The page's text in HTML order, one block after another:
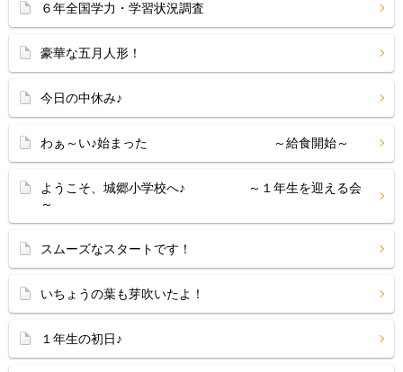
６年全国学力・学習状況調査
豪華な五月人形！
今日の中休み♪
わぁ～い♪始まった ～給食開始～
ようこそ、城郷小学校へ♪ ～１年生を迎える会
～
スムーズなスタートです！
いちょうの葉も芽吹いたよ！
１年生の初日♪